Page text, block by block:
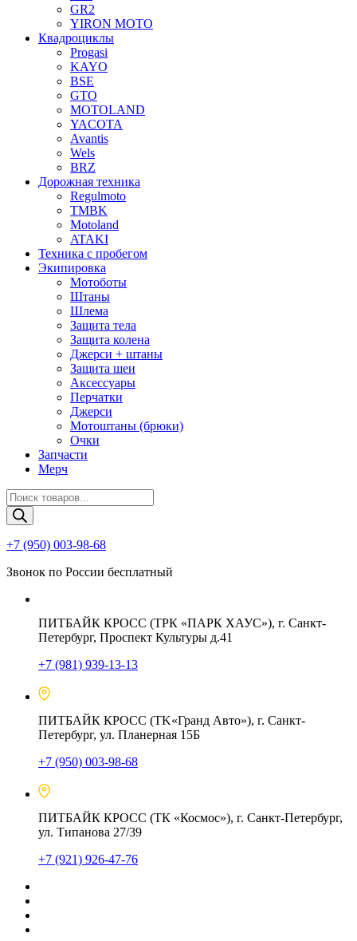
GR2
YIRON MOTO
Квадроциклы
Progasi
KAYO
BSE
GTO
MOTOLAND
YACOTA
Avantis
Wels
BRZ
Дорожная техника
Regulmoto
TMBK
Motoland
ATAKI
Техника с пробегом
Экипировка
Мотоботы
Штаны
Шлема
Защита тела
Защита колена
Джерси + штаны
Защита шеи
Аксессуары
Перчатки
Джерси
Мотоштаны (брюки)
Очки
Запчасти
Мерч
Поиск
товаров
+7 (950) 003-98-68
Звонок по России бесплатный
ПИТБАЙК КРОСС (ТРК «ПАРК ХАУС»), г. Санкт-
Петербург, Проспект Культуры д.41
+7 (981) 939-13-13
ПИТБАЙК КРОСС (TK«Гранд Авто»), г. Санкт-
Петербург, ул. Планерная 15Б
+7 (950) 003-98-68
ПИТБАЙК КРОСС (ТК «Космос»), г. Санкт-Петербург,
ул. Типанова 27/39
+7 (921) 926-47-76